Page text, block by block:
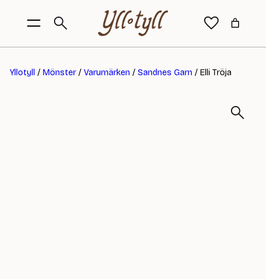
Yllotyll / Mönster/ Varumärken / Sandnes Garn / Elli Tröja